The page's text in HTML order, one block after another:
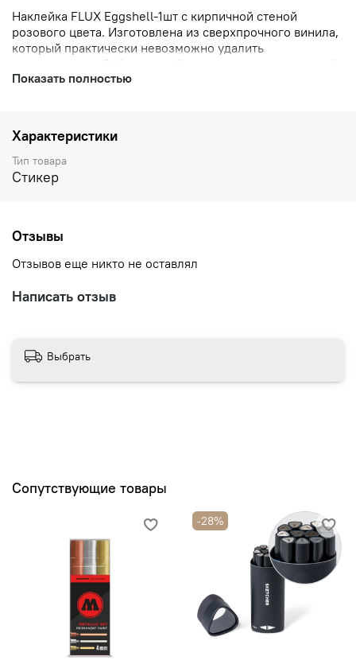
Наклейка FLUX Eggshell-1шт с кирпичной стеной
розового цвета. Изготовлена из сверхпрочного винила,
который практически невозможно удалить
с поверхности. Работает на большинстве поверхностей
и подходит как для наружного, так и для внутреннего
Показать полностью
Характеристики
Тип товара
Стикер
Отзывы
Отзывов еще никто не оставлял
Написать отзыв
Выбрать
Сопутствующие товары
-28%